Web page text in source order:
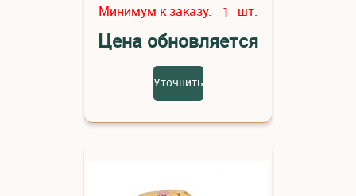
Минимум к заказу: 1 шт.
Цена обновляется
Уточнить